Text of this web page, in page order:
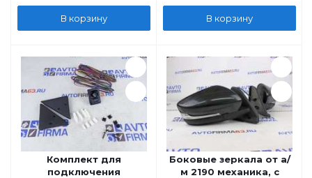
В корзину В корзину
Комплект для
подключения
Боковые зеркала от а/
м 2190 механика, с